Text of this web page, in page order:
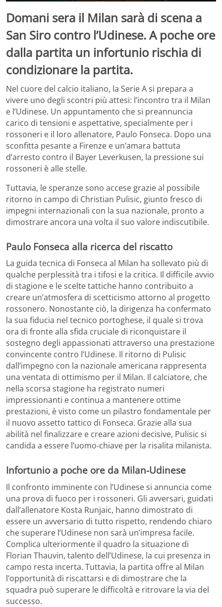
Domani sera il Milan sarà di scena a
San Siro contro l’Udinese. A poche ore
dalla partita un infortunio rischia di
condizionare la partita.
Nel cuore del calcio italiano, la Serie A si prepara a
vivere uno degli scontri più attesi: l’incontro tra il Milan
e l’Udinese. Un appuntamento che si preannuncia
carico di tensioni e aspettative, specialmente per i
rossoneri e il loro allenatore, Paulo Fonseca. Dopo una
sconfitta pesante a Firenze e un’amara battuta
d’arresto contro il Bayer Leverkusen, la pressione sui
rossoneri è alle stelle.
Tuttavia, le speranze sono accese grazie al possibile
ritorno in campo di Christian Pulisic, giunto fresco di
impegni internazionali con la sua nazionale, pronto a
dimostrare ancora una volta il suo valore indiscutibile.
Paulo Fonseca alla ricerca del riscatto
La guida tecnica di Fonseca al Milan ha sollevato più di
qualche perplessità tra i tifosi e la critica. Il difficile avvio
di stagione e le scelte tattiche hanno contribuito a
creare un’atmosfera di scetticismo attorno al progetto
rossonero. Nonostante ciò, la dirigenza ha confermato
la sua fiducia nel tecnico portoghese, il quale si trova
ora di fronte alla sfida cruciale di riconquistare il
sostegno degli appassionati attraverso una prestazione
convincente contro l’Udinese. Il ritorno di Pulisic
dall’impegno con la nazionale americana rappresenta
una ventata di ottimismo per il Milan. Il calciatore, che
nella scorsa stagione ha registrato numeri
impressionanti e continua a mantenere ottime
prestazioni, è visto come un pilastro fondamentale per
il nuovo assetto tattico di Fonseca. Grazie alla sua
abilità nel finalizzare e creare azioni decisive, Pulisic si
candida a essere l’uomo-chiave per la risalita milanista.
Infortunio a poche ore da Milan-Udinese
Il confronto imminente con l’Udinese si annuncia come
una prova di fuoco per i rossoneri. Gli avversari, guidati
dall’allenatore Kosta Runjaic, hanno dimostrato di
essere un avversario di tutto rispetto, rendendo chiaro
che superare l’Udinese non sarà un’impresa facile.
Complica ulteriormente il quadro la situazione di
Florian Thauvin, talento dell’Udinese, la cui presenza in
campo resta incerta. Tuttavia, la partita offre al Milan
l’opportunità di riscattarsi e di dimostrare che la
squadra può superare le difficoltà e ritrovare la via del
successo.